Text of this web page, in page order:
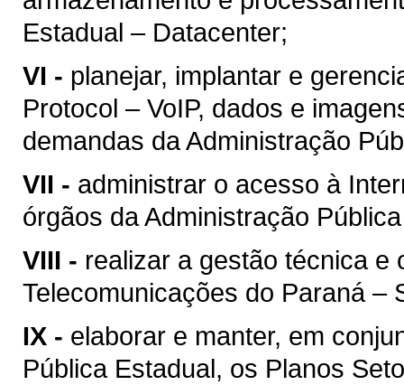
Estadual – Datacenter;
VI - planejar, implantar e
Protocol – VoIP, dados e
demandas da Administração
VII - administrar o acesso à
órgãos da Administração
VIII - realizar a gestão técnica e
Telecomunicações do Paraná –
IX - elaborar e manter, em
Pública Estadual, os Planos